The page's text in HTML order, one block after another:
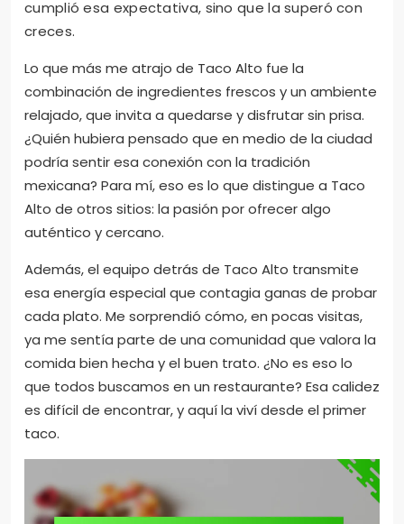
cumplió esa expectativa, sino que la superó con
creces.
Lo que más me atrajo de Taco Alto fue la
combinación de ingredientes frescos y un ambiente
relajado, que invita a quedarse y disfrutar sin prisa.
¿Quién hubiera pensado que en medio de la ciudad
podría sentir esa conexión con la tradición
mexicana? Para mí, eso es lo que distingue a Taco
Alto de otros sitios: la pasión por ofrecer algo
auténtico y cercano.
Además, el equipo detrás de Taco Alto transmite
esa energía especial que contagia ganas de probar
cada plato. Me sorprendió cómo, en pocas visitas,
ya me sentía parte de una comunidad que valora la
comida bien hecha y el buen trato. ¿No es eso lo
que todos buscamos en un restaurante? Esa calidez
es difícil de encontrar, y aquí la viví desde el primer
taco.